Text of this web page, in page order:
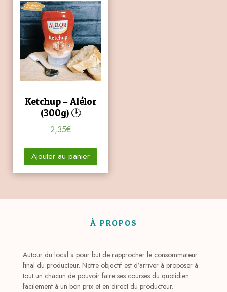
Ketchup – Alélor
(300g) 🕑
2,35€
Ajouter au panier
À PROPOS
Autour du local a pour but de rapprocher le consommateur
final du producteur. Notre objectif est d’arriver à proposer à
tout un chacun de pouvoir faire ses courses du quotidien
facilement à un bon prix et en direct du producteur.